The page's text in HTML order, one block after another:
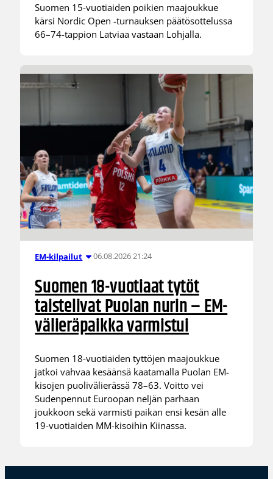
Suomen 15-vuotiaiden poikien maajoukkue
kärsi Nordic Open -turnauksen päätösottelussa
66–74-tappion Latviaa vastaan Lohjalla.
EM-kilpailut 06.08.2026 21:24
Suomen 18-vuotiaat tytöt
taistelivat Puolan nurin – EM-
välieräpaikka varmistui
Suomen 18-vuotiaiden tyttöjen maajoukkue
jatkoi vahvaa kesäänsä kaatamalla Puolan EM-
kisojen puolivälierässä 78–63. Voitto vei
Sudenpennut Euroopan neljän parhaan
joukkoon sekä varmisti paikan ensi kesän alle
19-vuotiaiden MM-kisoihin Kiinassa.